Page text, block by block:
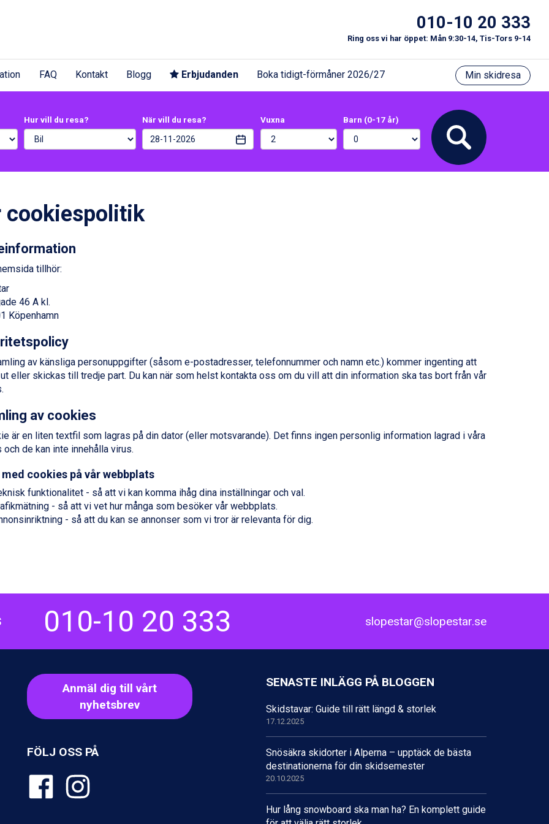
010-10 20 333
Ring oss vi har öppet: Mån 9:30-14, Tis-Tors 9-14
FAQ Kontakt Blogg Erbjudanden Boka tidigt-förmåner 2026/27 Min skidresa
Hur vill du resa? När vill du resa? Vuxna Barn (0-17 år)
cookiespolitik
tillhör:
46 A kl.
Köpenhamn
av känsliga personuppgifter (såsom e-postadresser, telefonnummer och namn etc.) kommer ingenting att
eller skickas till tredje part. Du kan när som helst kontakta oss om du vill att din information ska tas bort från vår
av cookies
är en liten textfil som lagras på din dator (eller motsvarande). Det finns ingen personlig information lagrad i våra
de kan inte innehålla virus.
cookies på vår webbplats
funktionalitet - så att vi kan komma ihåg dina inställningar och val.
- så att vi vet hur många som besöker vår webbplats.
- så att du kan se annonser som vi tror är relevanta för dig.
010-10 20 333 slopestar@slopestar.se
Anmäl dig till vårt
nyhetsbrev
FÖLJ OSS PÅ
SENASTE INLÄGG PÅ BLOGGEN
Skidstavar: Guide till rätt längd & storlek
17.12.2025
Snösäkra skidorter i Alperna – upptäck de bästa
destinationerna för din skidsemester
20.10.2025
Hur lång snowboard ska man ha? En komplett guide